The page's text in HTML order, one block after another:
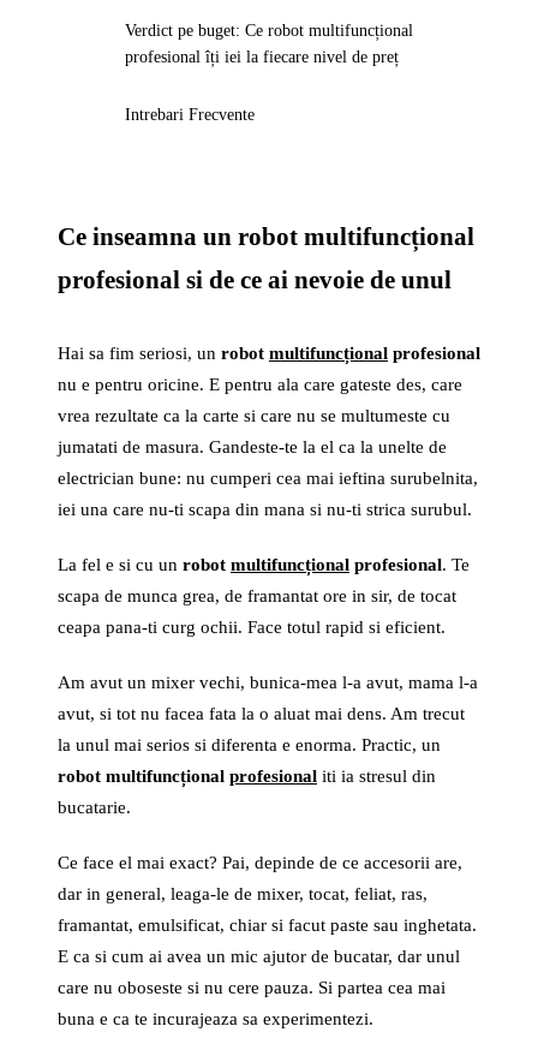
Verdict pe buget: Ce robot multifuncțional
profesional îți iei la fiecare nivel de preț
Intrebari Frecvente
Ce inseamna un robot multifuncțional
profesional si de ce ai nevoie de unul
Hai sa fim seriosi, un robot multifuncțional profesional
nu e pentru oricine. E pentru ala care gateste des, care
vrea rezultate ca la carte si care nu se multumeste cu
jumatati de masura. Gandeste-te la el ca la unelte de
electrician bune: nu cumperi cea mai ieftina surubelnita,
iei una care nu-ti scapa din mana si nu-ti strica surubul.
La fel e si cu un robot multifuncțional profesional. Te
scapa de munca grea, de framantat ore in sir, de tocat
ceapa pana-ti curg ochii. Face totul rapid si eficient.
Am avut un mixer vechi, bunica-mea l-a avut, mama l-a
avut, si tot nu facea fata la o aluat mai dens. Am trecut
la unul mai serios si diferenta e enorma. Practic, un
robot multifuncțional profesional iti ia stresul din
bucatarie.
Ce face el mai exact? Pai, depinde de ce accesorii are,
dar in general, leaga-le de mixer, tocat, feliat, ras,
framantat, emulsificat, chiar si facut paste sau inghetata.
E ca si cum ai avea un mic ajutor de bucatar, dar unul
care nu oboseste si nu cere pauza. Si partea cea mai
buna e ca te incurajeaza sa experimentezi.